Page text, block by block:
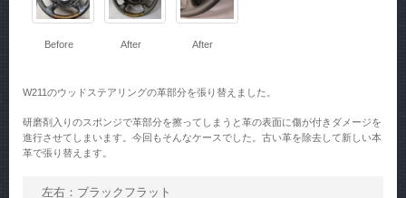
Before After After
W211のウッドステアリングの革部分を張り替えました。
研磨剤入りのスポンジで革部分を擦ってしまうと革の表面に傷が付きダメージを
進行させてしまいます。今回もそんなケースでした。古い革を除去して新しい本
革で張り替えます。
左右：ブラックフラット